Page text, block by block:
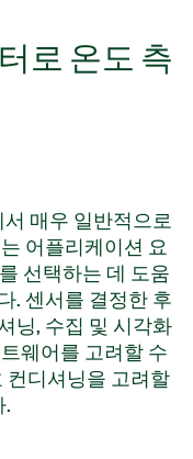
로 온도 측
매우 일반적으로
어플리케이션 요
선택하는 데 도움
. 센서를 결정한 후
닝, 수집 및 시각화
웨어를 고려할 수
컨디셔닝을 고려할